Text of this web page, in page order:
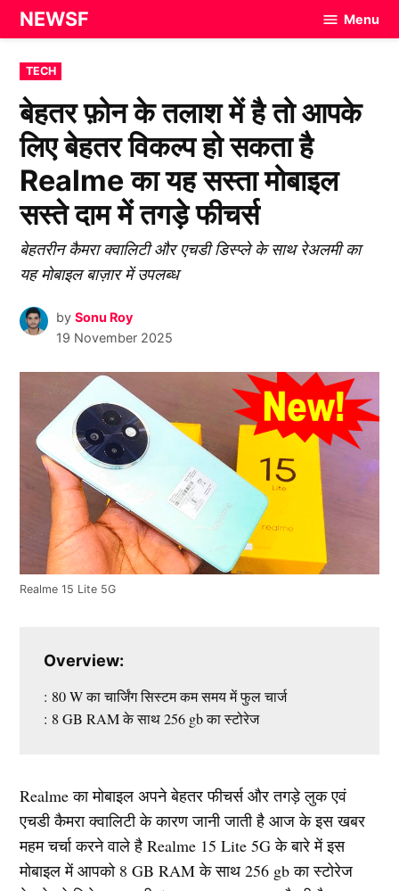
Skip
to
content
NEWSF Menu
POSTED
IN
TECH
बेहतर फ़ोन के तलाश में है तो आपके
लिए बेहतर विकल्प हो सकता है
Realme का यह सस्ता मोबाइल
सस्ते दाम में तगड़े फीचर्स
बेहतरीन कैमरा क्वालिटी और एचडी डिस्प्ले के साथ रेअलमी का
यह मोबाइल बाज़ार में उपलब्ध
by Sonu Roy
19 November 2025
Realme 15 Lite 5G
Overview:
: 80 W का चार्जिंग सिस्टम कम समय में फुल चार्ज
: 8 GB RAM के साथ 256 gb का स्टोरेज
Realme का मोबाइल अपने बेहतर फीचर्स और तगड़े लुक एवं
एचडी कैमरा क्वालिटी के कारण जानी जाती है आज के इस खबर
महम चर्चा करने वाले है Realme 15 Lite 5G के बारे में इस
मोबाइल में आपको 8 GB RAM के साथ 256 gb का स्टोरेज